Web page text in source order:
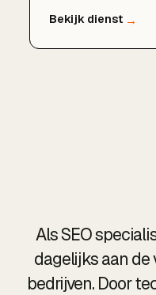
Als SEO
dagelijks aan de
bedrijven. Door